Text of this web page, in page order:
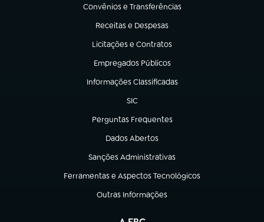
Convênios e Transferências
(abre em nova aba)
Receitas e Despesas
(abre em nova aba)
Licitações e Contratos
(abre em nova aba)
Empregados Públicos
(abre em nova aba)
Informações Classificadas
(abre em nova aba)
SIC
(abre em nova aba)
Perguntas Frequentes
(abre em nova aba)
Dados Abertos
(abre em nova aba)
Sanções Administrativas
(abre em nova aba)
Ferramentas e Aspectos Tecnológicos
(abre em nova aba)
Outras Informações
(abre em nova aba)